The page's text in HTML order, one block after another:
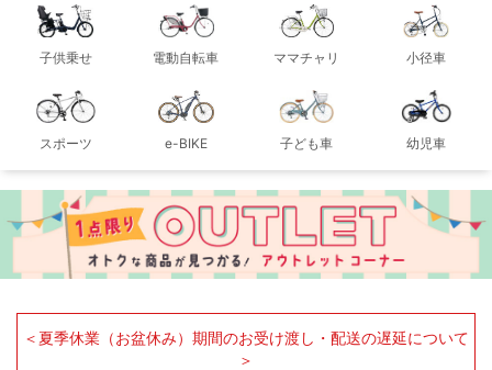
子供乗せ 電動自転車 ママチャリ 小径車
スポーツ e-BIKE 子ども車 幼児車
＜夏季休業（お盆休み）期間のお受け渡し・配送の遅延について
＞